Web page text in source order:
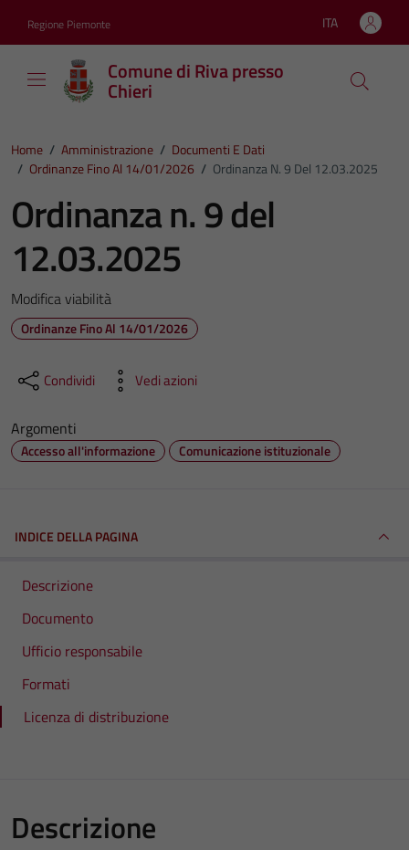
Regione Piemonte Lingua attiva:
ITA
Comune di Riva presso
Chieri
Home / Amministrazione / Documenti E Dati
/ Ordinanze Fino Al 14/01/2026 / Ordinanza N. 9 Del 12.03.2025
Ordinanza n. 9 del
12.03.2025
Modifica viabilità
Ordinanze Fino Al 14/01/2026
Condividi Vedi azioni
Argomenti
Accesso all'informazione Comunicazione istituzionale
INDICE DELLA PAGINA
Descrizione
Documento
Ufficio responsabile
Formati
Licenza di distribuzione
Descrizione